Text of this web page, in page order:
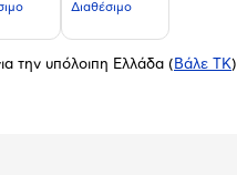
Διαθέσιμο
την υπόλοιπη Ελλάδα ( Βάλε ΤΚ)